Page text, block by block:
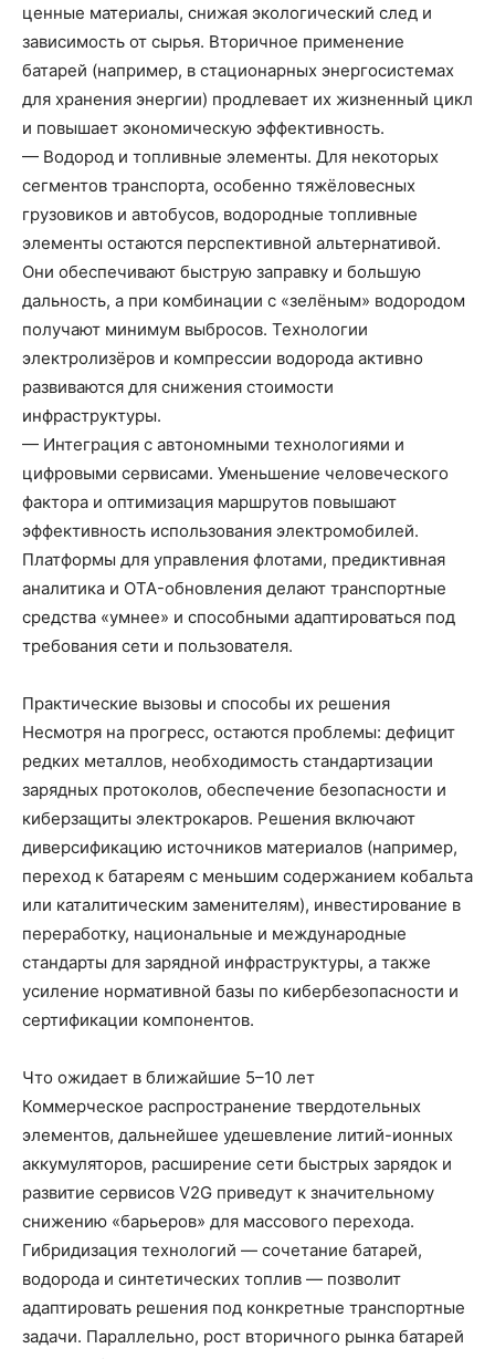
ценные материалы, снижая экологический след и
зависимость от сырья. Вторичное применение
батарей (например, в стационарных энергосистемах
для хранения энергии) продлевает их жизненный цикл
и повышает экономическую эффективность.
— Водород и топливные элементы. Для некоторых
сегментов транспорта, особенно тяжёловесных
грузовиков и автобусов, водородные топливные
элементы остаются перспективной альтернативой.
Они обеспечивают быструю заправку и большую
дальность, а при комбинации с «зелёным» водородом
получают минимум выбросов. Технологии
электролизёров и компрессии водорода активно
развиваются для снижения стоимости
инфраструктуры.
— Интеграция с автономными технологиями и
цифровыми сервисами. Уменьшение человеческого
фактора и оптимизация маршрутов повышают
эффективность использования электромобилей.
Платформы для управления флотами, предиктивная
аналитика и OTA-обновления делают транспортные
средства «умнее» и способными адаптироваться под
требования сети и пользователя.
Практические вызовы и способы их решения
Несмотря на прогресс, остаются проблемы: дефицит
редких металлов, необходимость стандартизации
зарядных протоколов, обеспечение безопасности и
киберзащиты электрокаров. Решения включают
диверсификацию источников материалов (например,
переход к батареям с меньшим содержанием кобальта
или каталитическим заменителям), инвестирование в
переработку, национальные и международные
стандарты для зарядной инфраструктуры, а также
усиление нормативной базы по кибербезопасности и
сертификации компонентов.
Что ожидает в ближайшие 5–10 лет
Коммерческое распространение твердотельных
элементов, дальнейшее удешевление литий-ионных
аккумуляторов, расширение сети быстрых зарядок и
развитие сервисов V2G приведут к значительному
снижению «барьеров» для массового перехода.
Гибридизация технологий — сочетание батарей,
водорода и синтетических топлив — позволит
адаптировать решения под конкретные транспортные
задачи. Параллельно, рост вторичного рынка батарей